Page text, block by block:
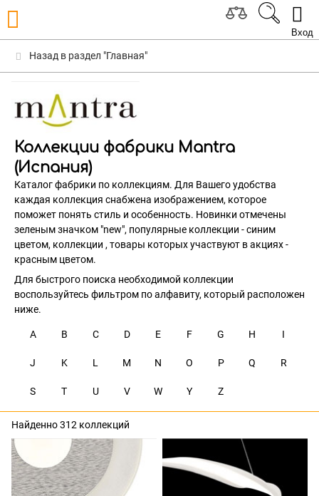
Вход
Назад в раздел "Главная"
Коллекции фабрики Mantra
(Испания)
Каталог фабрики по коллекциям. Для Вашего удобства
каждая коллекция снабжена изображением, которое
поможет понять стиль и особенность. Новинки отмечены
зеленым значком "new", популярные коллекции - синим
цветом, коллекции , товары которых участвуют в акциях -
красным цветом.
Для быстрого поиска необходимой коллекции
воспользуйтесь фильтром по алфавиту, который расположен
ниже.
A B C D E F G H I
J K L M N O P Q R
S T U V W Y Z
Найденно 312 коллекций